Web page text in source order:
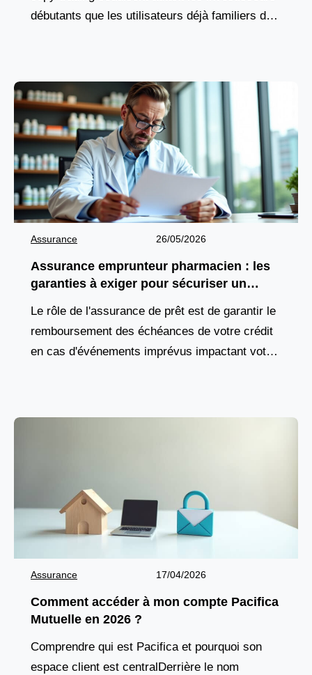
débutants que les utilisateurs déjà familiers des
Assurance 26/05/2026
Assurance emprunteur pharmacien : les
garanties à exiger pour sécuriser un
Le rôle de l'assurance de prêt est de garantir le
remboursement des échéances de votre crédit
en cas d'événements imprévus impactant votre
Assurance 17/04/2026
Comment accéder à mon compte Pacifica
Mutuelle en 2026 ?
Comprendre qui est Pacifica et pourquoi son
espace client est centralDerrière le nom